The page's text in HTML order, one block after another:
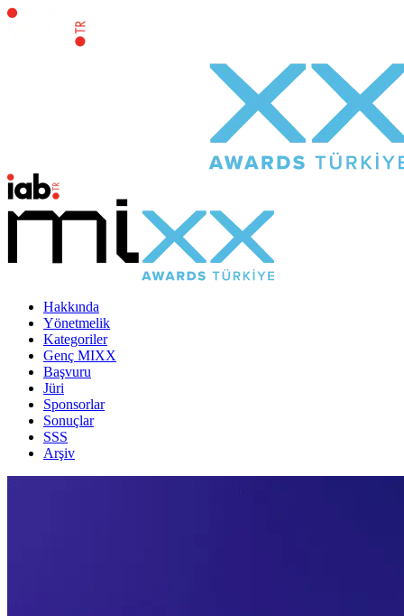
Hakkında
Yönetmelik
Kategoriler
Genç MIXX
Başvuru
Jüri
Sponsorlar
Sonuçlar
SSS
Arşiv